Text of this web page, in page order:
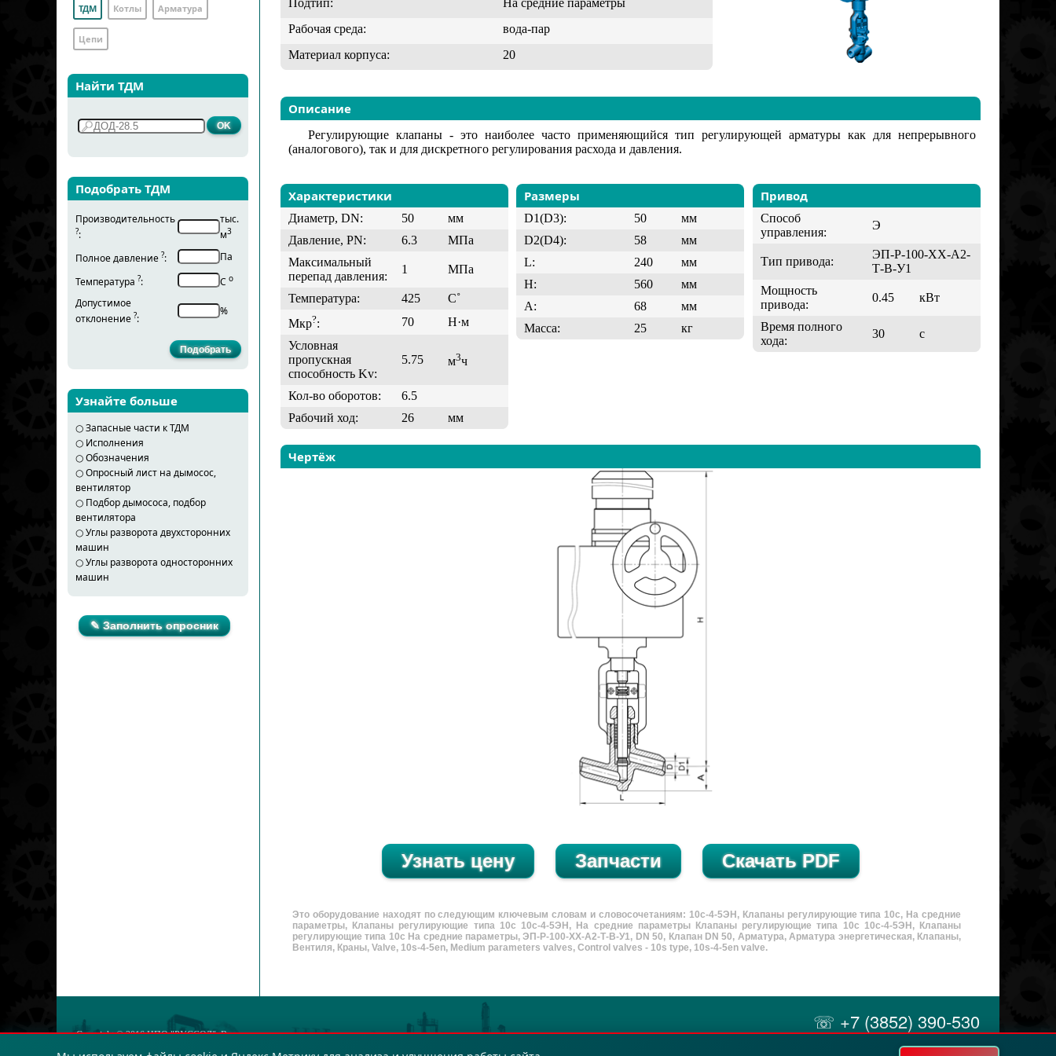
ТДМ Котлы Арматура
Цепи
Найти ТДМ
Подобрать ТДМ
Производительность
?:
тыс.
м3
Полное давление ?:
Па
Температура ?: С о
Допустимое
отклонение ?:
%
Узнайте больше
○Запасные части к ТДМ
○ Исполнения
○Обозначения
○Опросный лист на дымосос,
вентилятор
○ Подбор дымососа, подбор
вентилятора
○Углы разворота двухсторонних
машин
○Углы разворота односторонних
машин
✎ Заполнить опросник
Подтип:
На средние параметры
Рабочая среда:
вода-пар
Материал корпуса:
20
Описание
Регулирующие клапаны - это наиболее часто применяющийся тип регулирующей арматуры как для непрерывного
(аналогового), так и для дискретного регулирования расхода и давления.
Характеристики
Диаметр, DN: 50
мм
Давление, PN:
6.3
МПа
Максимальный
перепад давления:
1 МПа
Температура: 425
C˚
Мкр?: 70
Н·м
Условная
пропускная
способность Kv:
5.75 м3ч
Кол-во оборотов:
6.5
Рабочий ход:
26 мм
Размеры
D1(D3): 50
мм
D2(D4):
58
мм
L:
240
мм
H:
560
мм
A:
68
мм
Масса:
25 кг
Привод
Способ
управления:
Э
Тип привода:
ЭП-Р-100-ХХ-А2-
Т-В-У1
Мощность
привода:
0.45 кВт
Время полного
хода:
30 с
Чертёж
Это оборудование находят по следующим ключевым словам и словосочетаниям: 10с-4-5ЭН, Клапаны регулирующие типа 10с, На средние
параметры, Клапаны регулирующие типа 10с 10с-4-5ЭН, На средние параметры Клапаны регулирующие типа 10с 10с-4-5ЭН, Клапаны
регулирующие типа 10с На средние параметры, ЭП-Р-100-ХХ-А2-Т-В-У1, DN 50, Клапан DN 50, Арматура, Арматура энергетическая, Клапаны,
Вентиля, Краны, Valve, 10s-4-5en, Medium parameters valves, Control valves - 10s type, 10s-4-5en valve.
Copyright © 2016НПО "РУССОЛ". Все права защищены.
☏ +7 (3852) 390-530